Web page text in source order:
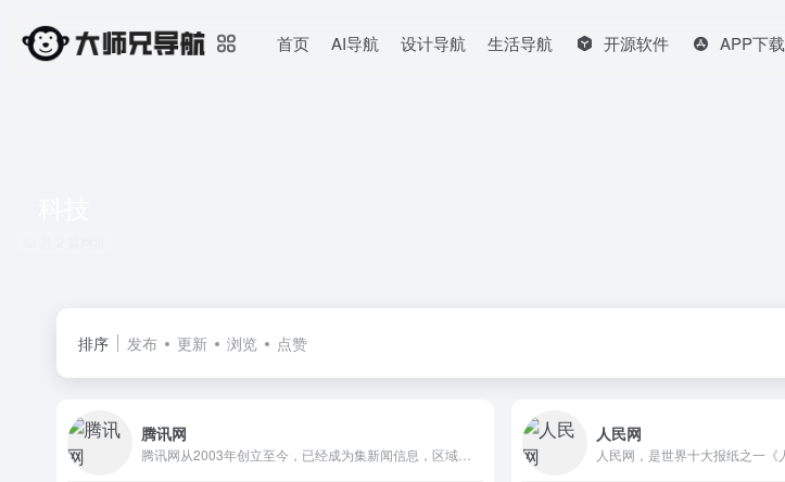
首页 AI导航 设计导航 生活导航 开源软件 APP下载
排序 发布 更新 浏览 点赞
腾讯网 人民网